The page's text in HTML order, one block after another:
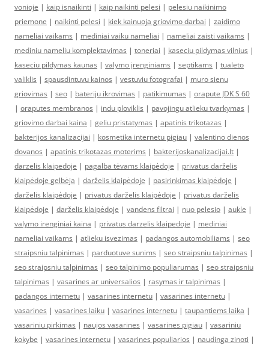
vonioje | kaip isnaikinti | kaip naikinti pelesi | pelesiu naikinimo
priemone | naikinti pelesi | kiek kainuoja griovimo darbai | zaidimo
nameliai vaikams | mediniai vaiku nameliai | nameliai zaisti vaikams |
mediniu nameliu komplektavimas | toneriai | kaseciu pildymas vilnius |
kaseciu pildymas kaunas | valymo įrenginiams | septikams | tualeto
valiklis | spausdintuvu kainos | vestuviu fotografai | muro sienu
griovimas | seo | bateriju ikrovimas | patikimumas | orapute JDK S 60
| oraputes membranos | indu ploviklis | pavojingu atlieku tvarkymas |
griovimo darbai kaina | geliu pristatymas | apatinis trikotazas |
bakterijos kanalizacijai | kosmetika internetu pigiau | valentino dienos
dovanos | apatinis trikotazas moterims | bakterijoskanalizacijai.lt |
darzelis klaipedoje | pagalba tėvams klaipėdoje | privatus darželis
klaipėdoje gelbėja | darželis klaipėdoje | pasirinkimas klaipėdoje |
darželis klaipėdoje | privatus darželis klaipėdoje | privatus darželis
klaipėdoje | darželis klaipėdoje | vandens filtrai | nuo pelesio | aukle |
valymo irenginiai kaina | privatus darzelis klaipedoje | mediniai
nameliai vaikams | atlieku isvezimas | padangos automobiliams | seo
straipsniu talpinimas | parduotuve sunims | seo straipsniu talpinimas |
seo straipsniu talpinimas | seo talpinimo populiarumas | seo straipsniu
talpinimas | vasarines ar universalios | rasymas ir talpinimas |
padangos internetu | vasarines internetu | vasarines internetu |
vasarines | vasarines laiku | vasarines internetu | taupantiems laika |
vasariniu pirkimas | naujos vasarines | vasarines pigiau | vasariniu
kokybe | vasarines internetu | vasarines populiarios | naudinga zinoti |